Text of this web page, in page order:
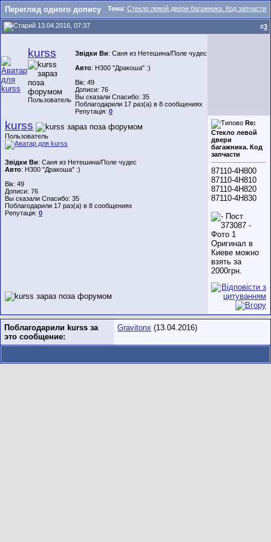
Тема: Стекло левой двери багажника. Код запчасти
Перегляд одного допису
13.04.2016, 07:37 #3
kurss
Пользователь
Звідки Ви: Саня из Нетешина/Поле чудес
Авто: H300 "Дракоша" :)
Вік: 49
Дописи: 76
Вы сказали Спасибо: 35
Поблагодарили 17 раз(а) в 8 сообщениях
Репутація: 0
kurss
Пользователь
Звідки Ви: Саня из Нетешина/Поле чудес
Авто: H300 "Дракоша" :)
Вік: 49
Дописи: 76
Вы сказали Спасибо: 35
Поблагодарили 17 раз(а) в 8 сообщениях
Репутація: 0
Re:
Стекло левой
двери
багажника. Код
запчасти
87110-4H800
87110-4H810
87110-4H820
87110-4H830
Оригинал в
Киеве можно
взять за
2000грн.
Поблагодарили kurss за
это сообщение:
Gravitonx (13.04.2016)